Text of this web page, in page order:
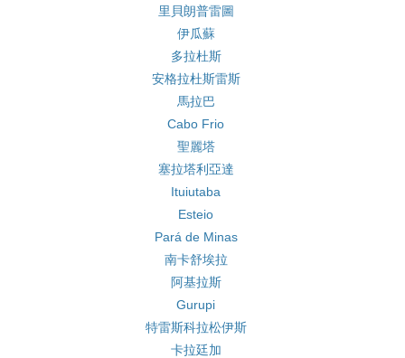
里貝朗普雷圖
伊瓜蘇
多拉杜斯
安格拉杜斯雷斯
馬拉巴
Cabo Frio
聖麗塔
塞拉塔利亞達
Ituiutaba
Esteio
Pará de Minas
南卡舒埃拉
阿基拉斯
Gurupi
特雷斯科拉松伊斯
卡拉廷加